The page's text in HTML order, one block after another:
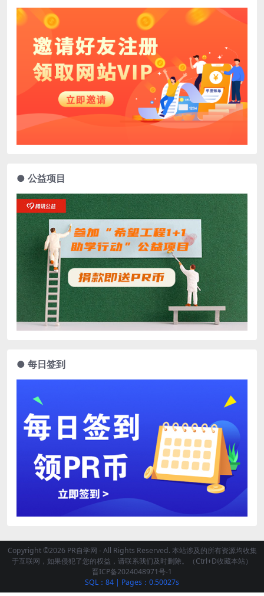
● 公益项目
● 每日签到
Copyright ©2026 PR自学网 - All Rights Reserved. 本站涉及的所有资源均收集
于互联网，如果侵犯了您的权益，请联系我们及时删除。（Ctrl+D收藏本站）
晋ICP备2024048971号-1
SQL：84 | Pages：0.50027s